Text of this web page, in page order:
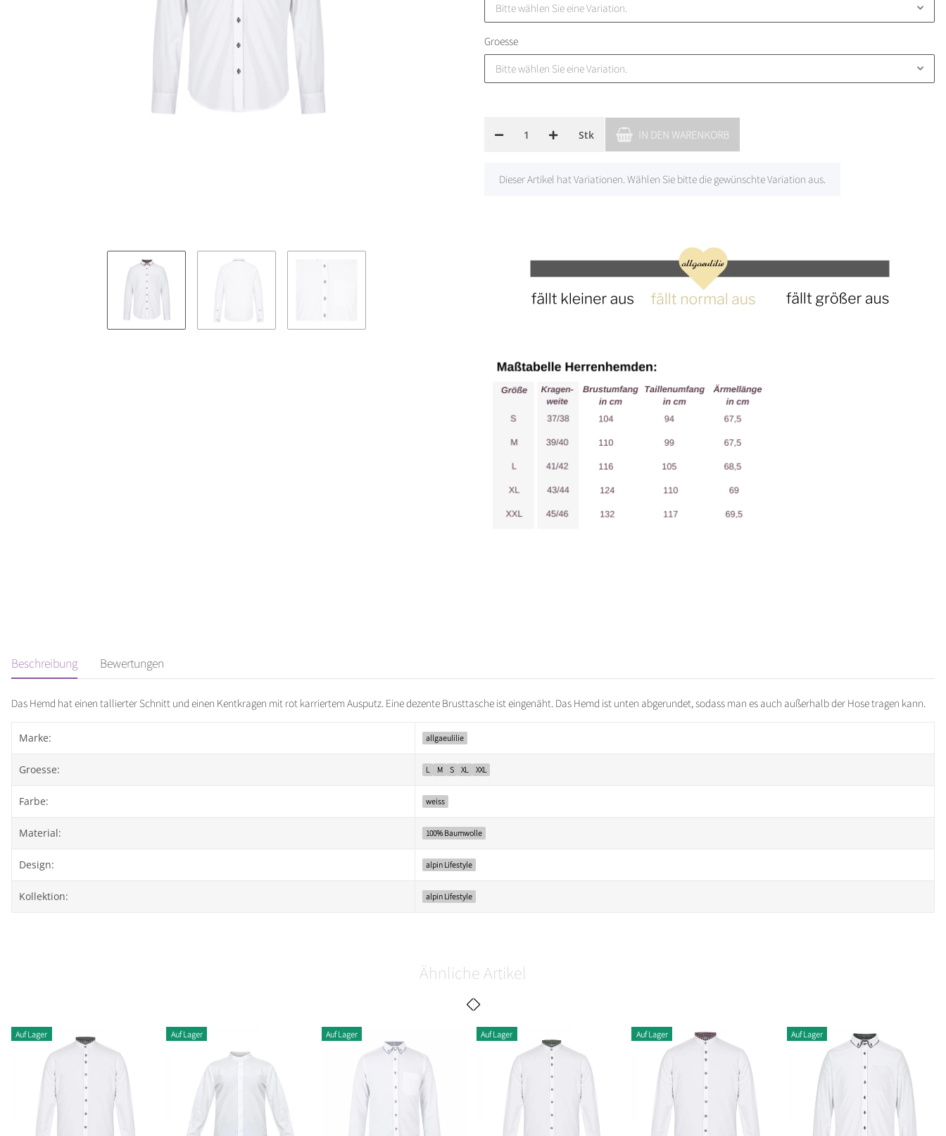
Bitte wählen Sie eine Variation.
Groesse
Bitte wählen Sie eine Variation.
Stk IN DEN WARENKORB
xDieser Artikel hat Variationen. Wählen Sie bitte die gewünschte Variation aus.
Beschreibung Bewertungen
Das Hemd hat einen tallierter Schnitt und einen Kentkragen mit rot karriertem Ausputz. Eine dezente Brusttasche ist eingenäht. Das Hemd ist unten abgerundet, sodass man es auch außerhalb der Hose tragen kann.
Marke: allgaeulilie
Groesse: L M S XL XXL
Farbe: weiss
Material: 100% Baumwolle
Design: alpin Lifestyle
Kollektion: alpin Lifestyle
Ähnliche Artikel
Auf Lager Auf Lager Auf Lager Auf Lager Auf Lager Auf Lager